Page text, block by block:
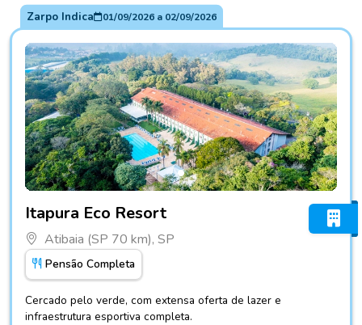
Zarpo Indica 01/09/2026a 02/09/2026
Itapura Eco Resort
Atibaia (SP 70 km), SP
Pensão Completa
Cercado pelo verde, com extensa oferta de lazer e
infraestrutura esportiva completa.